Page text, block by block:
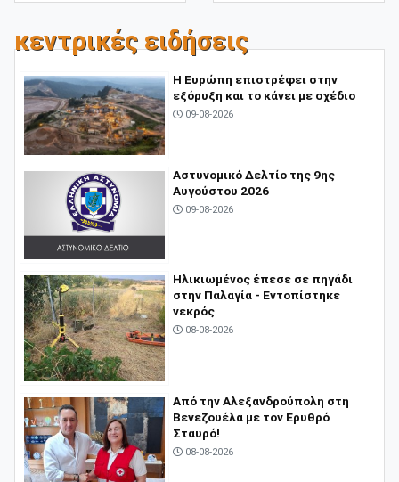
κεντρικές ειδήσεις
Η Ευρώπη επιστρέφει στην
εξόρυξη και το κάνει με σχέδιο
09-08-2026
Αστυνομικό Δελτίο της 9ης
Αυγούστου 2026
09-08-2026
Ηλικιωμένος έπεσε σε πηγάδι
στην Παλαγία - Εντοπίστηκε
νεκρός
08-08-2026
Από την Αλεξανδρούπολη στη
Βενεζουέλα με τον Ερυθρό
Σταυρό!
08-08-2026